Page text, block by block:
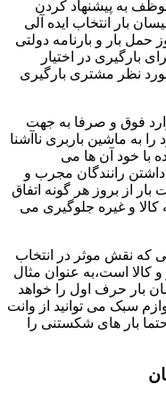
به پیشنهاد کردن
بار انتخاب ایده آلی
بار و بارنامه دولتی
بارگیری در اختیار
نظر مشتری بارگیری
فوق و صرفا به جهت
به ماشین باربری ناآشنا
با خود آن ها می
رانندگان مجرب و
از بروز هر گونه اتفاق
و غیره جلوگیری می
که نقش موثر در انتخاب
و کالا است،به عنوان مثال
بار حرف اول را خواهد
سبک می توانید از وانت
بار های شکستنی را